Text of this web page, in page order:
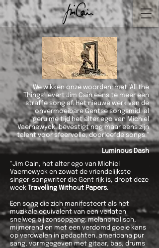
"We wikken onze woorden: met 'All the
Things' levert Jim Cain eens te meer een
straffe song af. Het nieuwe werk van de
onvermoeibare Gentse songsmid, al
geruime tijd het alter ego van Michiel
Vaernewyck, bevestigt nog maar eens zijn
talent voor sfeervolle, doorleefde songs."
Luminous Dash
"Jim Cain, het alter ego van Michiel
Vaernewyck en zowat de vriendelijkste
singer-songwriter die Gent rijk is, dropt deze
week Travelling Without Papers.
Een song die zich manifesteert als het
muzikale equivalent van een verlaten
snelweg bij zonsopgang: melancholisch,
mijmerend en met een verdomd goeie kans
op verdwalen in gedachten. americana pur
sang, vormgegeven met gitaar, bas, drums